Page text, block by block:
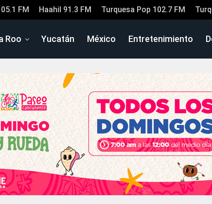
FM Haahil 91.3 FM Turquesa Pop 102.7 FM
Roo Yucatán México Entretenimiento